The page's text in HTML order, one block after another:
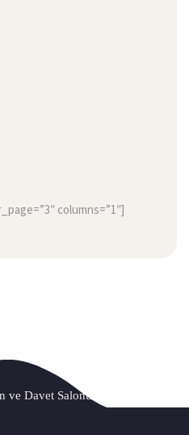
columns=”1″]